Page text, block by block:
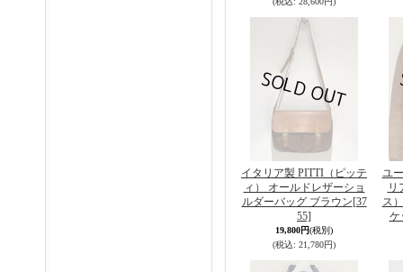
イタリア製 PITTI（ピッテ
ィ） オールドレザーショ
ルダーバッグ ブラウン[37
55]
19,800円(税別)
(税込: 21,780円)
ユ
リ
ス
ケ